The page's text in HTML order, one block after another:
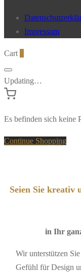
Impressum
Cart
Updating…
Es befinden sich keine
Continue Shopping
Seien Sie kreativ
in Ihr
Wir unterstützen
Gefühl für Design